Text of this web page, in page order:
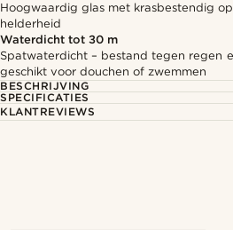
Hoogwaardig glas met krasbestendig
helderheid
Waterdicht tot 30 m
Spatwaterdicht – bestand tegen regen
geschikt voor douchen of zwemmen
BESCHRIJVING
SPECIFICATIES
KLANTREVIEWS